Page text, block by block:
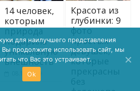
14 человек,
которым
природа
подарила
уникальную
внешность
08.10.2019
Красота из
глубинки: 9
фото
простых
девушек,
которые
для наилучшего представления
Вы продолжите использовать сайт, мы
что Вас это устраивает.
Ok